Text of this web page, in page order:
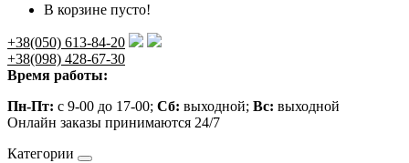
В корзине пусто!
+38(050) 613-84-20
+38(098) 428-67-30
Время работы:
Пн-Пт: с 9-00 до 17-00; Сб: выходной; Вс: выходной
Онлайн заказы принимаются 24/7
Категории